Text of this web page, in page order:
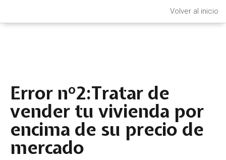
Volver al inicio
Error nº2:Tratar de
vender tu vivienda por
encima de su precio de
mercado